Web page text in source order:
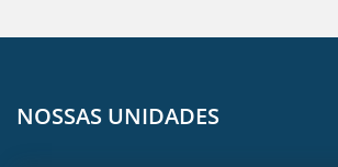
NOSSAS UNIDADES